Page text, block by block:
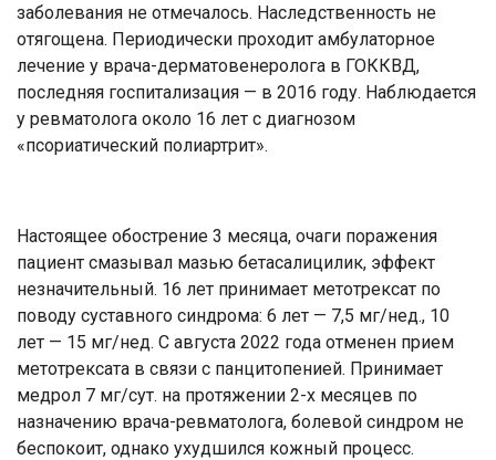
заболевания не отмечалось. Наследственность не
отягощена. Периодически проходит амбулаторное
лечение у врача-дерматовенеролога в ГОККВД,
последняя госпитализация — в 2016 году. Наблюдается
у ревматолога около 16 лет с диагнозом
«псориатический полиартрит».
Настоящее обострение 3 месяца, очаги поражения
пациент смазывал мазью бетасалицилик, эффект
незначительный. 16 лет принимает метотрексат по
поводу суставного синдрома: 6 лет — 7,5 мг/нед., 10
лет — 15 мг/нед. С августа 2022 года отменен прием
метотрексата в связи с панцитопенией. Принимает
медрол 7 мг/сут. на протяжении 2-х месяцев по
назначению врача-ревматолога, болевой синдром не
беспокоит, однако ухудшился кожный процесс.